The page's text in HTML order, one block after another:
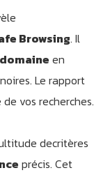
Browsing. Il
domaine en
Le rapport
vos recherches.
decritères
précis. Cet